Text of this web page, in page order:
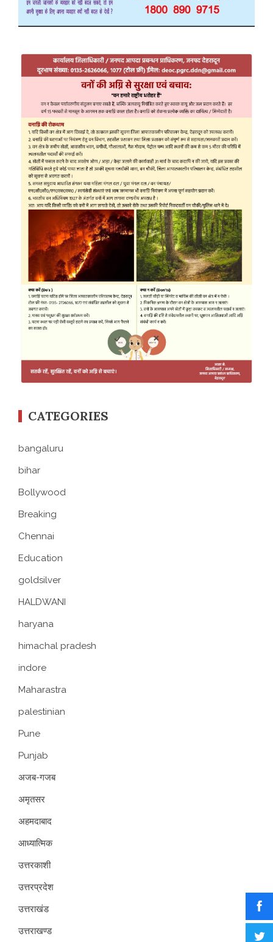
CATEGORIES
bangaluru
bihar
Bollywood
Breaking
Chennai
Education
goldsilver
HALDWANI
haryana
himachal pradesh
indore
Maharastra
palestinian
Pune
Punjab
अजब-गजब
अमृतसर
अहमदाबाद
आध्यात्मिक
उत्तरकाशी
उत्तरप्रदेश
उत्तराखंड
उत्तराखण्ड